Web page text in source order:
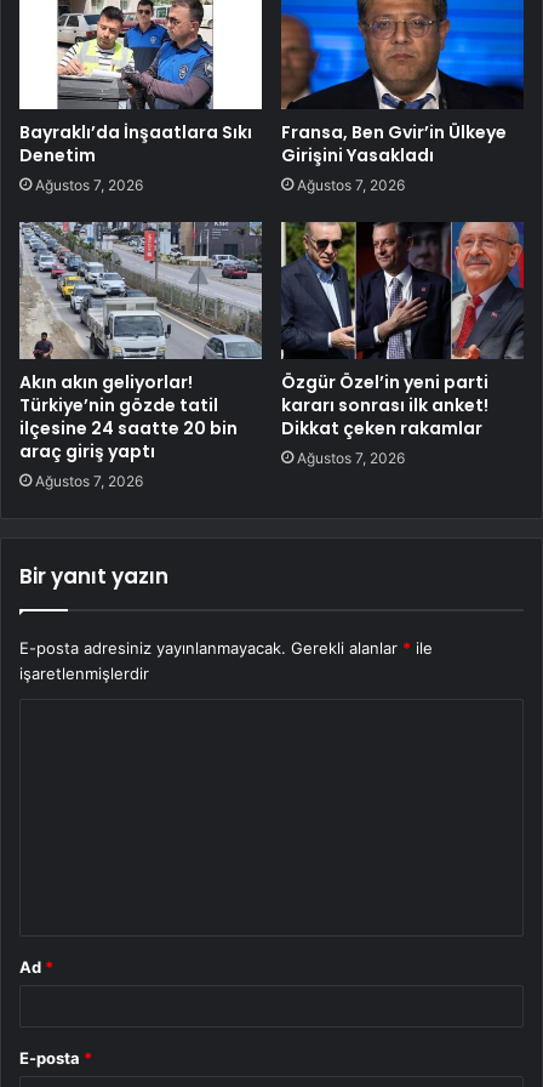
Bayraklı’da İnşaatlara Sıkı
Denetim
Ağustos 7, 2026
Fransa, Ben Gvir’in Ülkeye
Girişini Yasakladı
Ağustos 7, 2026
Akın akın geliyorlar!
Türkiye’nin gözde tatil
ilçesine 24 saatte 20 bin
araç giriş yaptı
Ağustos 7, 2026
Özgür Özel’in yeni parti
kararı sonrası ilk anket!
Dikkat çeken rakamlar
Ağustos 7, 2026
Bir yanıt yazın
E-posta adresiniz yayınlanmayacak. Gerekli alanlar * ile
işaretlenmişlerdir
Ad *
E-posta *